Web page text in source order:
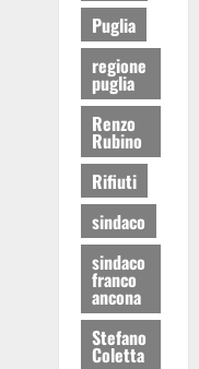
Puglia
regione
puglia
Renzo
Rubino
Rifiuti
sindaco
sindaco
franco
ancona
Stefano
Coletta